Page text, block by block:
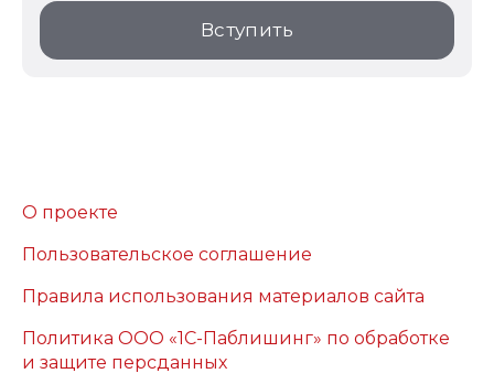
Вступить
О проекте
Пользовательское соглашение
Правила использования материалов сайта
Политика ООО «1С-Паблишинг» по обработке
и защите персданных